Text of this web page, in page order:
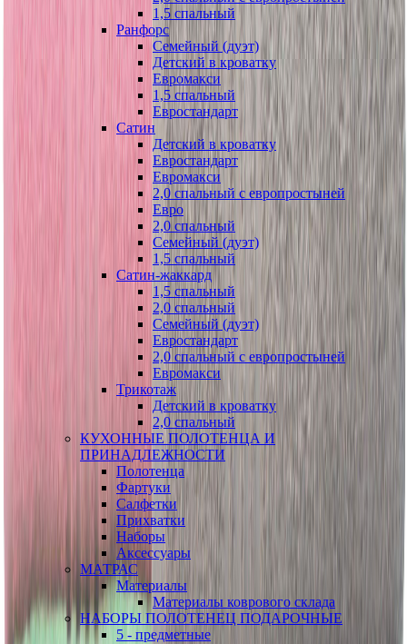
1,5 спальный
Ранфорс
Семейный (дуэт)
Детский в кроватку
Евромакси
1,5 спальный
Евростандарт
Сатин
Детский в кроватку
Евростандарт
Евромакси
2,0 спальный с европростыней
Евро
2,0 спальный
Семейный (дуэт)
1,5 спальный
Сатин-жаккард
1,5 спальный
2,0 спальный
Семейный (дуэт)
Евростандарт
2,0 спальный с европростыней
Евромакси
Трикотаж
Детский в кроватку
2,0 спальный
КУХОННЫЕ ПОЛОТЕНЦА И
ПРИНАДЛЕЖНОСТИ
Полотенца
Фартуки
Салфетки
Прихватки
Наборы
Аксессуары
МАТРАС
Материалы
Материалы коврового склада
НАБОРЫ ПОЛОТЕНЕЦ ПОДАРОЧНЫЕ
5 - предметные